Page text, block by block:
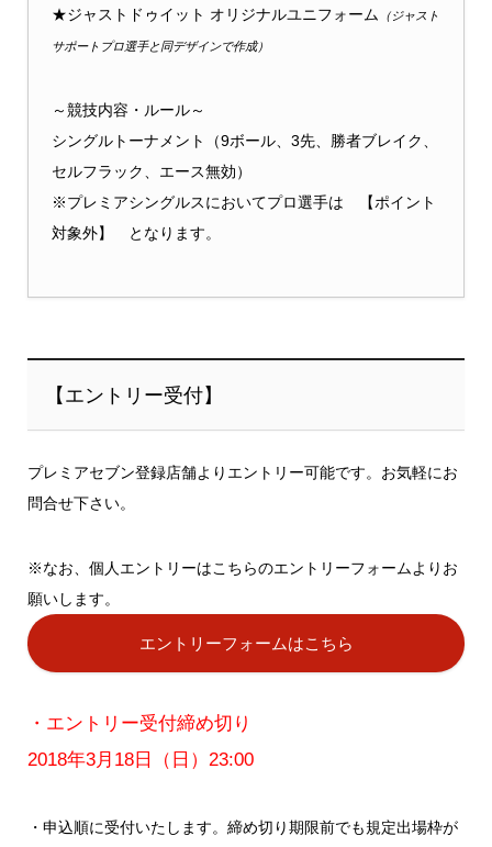
★ジャストドゥイット オリジナルユニフォーム （ジャスト
サポートプロ選手と同デザインで作成）
～競技内容・ルール～
シングルトーナメント（9ボール、3先、勝者ブレイク、
セルフラック、エース無効）
※プレミアシングルスにおいてプロ選手は 【ポイント
対象外】 となります。
【エントリー受付】
プレミアセブン登録店舗よりエントリー可能です。お気軽にお
問合せ下さい。
※なお、個人エントリーはこちらのエントリーフォームよりお
願いします。
エントリーフォームはこちら
・エントリー受付締め切り
2018年3月18日（日）23:00
・申込順に受付いたします。締め切り期限前でも規定出場枠が